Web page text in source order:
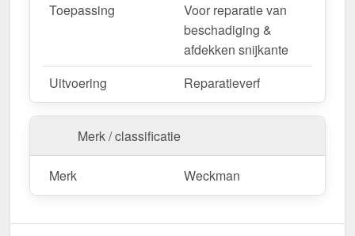
Toepassing
Voor reparatie van
beschadiging &
afdekken snijkante
Uitvoering
Reparatieverf
Merk / classificatie
Merk Weckman